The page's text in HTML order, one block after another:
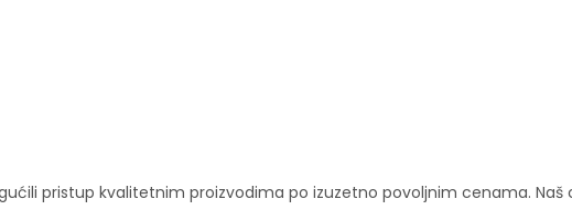
pristup kvalitetnim proizvodima po izuzetno povoljnim cenama.